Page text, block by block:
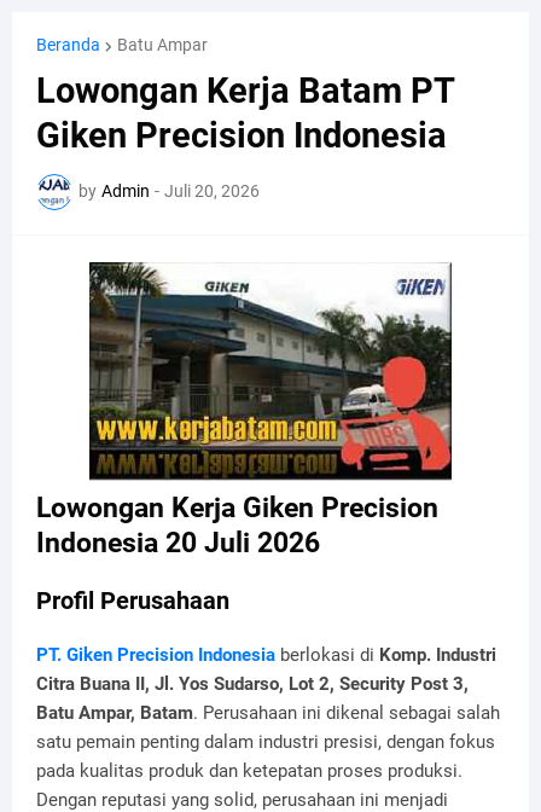
Beranda Batu Ampar
Lowongan Kerja Batam PT
Giken Precision Indonesia
by Admin - Juli 20, 2026
Lowongan Kerja Giken Precision
Indonesia 20 Juli 2026
Profil Perusahaan
PT. Giken Precision Indonesia berlokasi di Komp. Industri
Citra Buana II, Jl. Yos Sudarso, Lot 2, Security Post 3,
Batu Ampar, Batam. Perusahaan ini dikenal sebagai salah
satu pemain penting dalam industri presisi, dengan fokus
pada kualitas produk dan ketepatan proses produksi.
Dengan reputasi yang solid, perusahaan ini menjadi